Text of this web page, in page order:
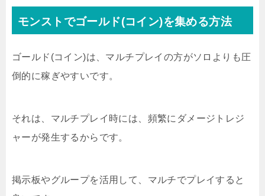
モンストでゴールド(コイン)を集める方法
ゴールド(コイン)は、マルチプレイの方がソロよりも圧
倒的に稼ぎやすいです。
それは、マルチプレイ時には、頻繁にダメージトレジ
ャーが発生するからです。
掲示板やグループを活用して、マルチでプレイすると